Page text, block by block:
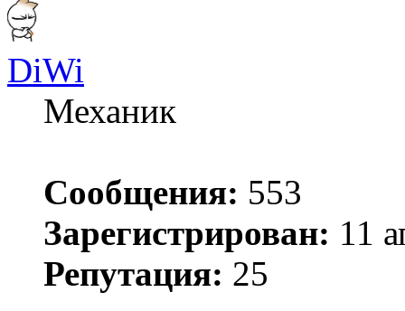
DiWi
Механик
Сообщения: 553
Зарегистрирован: 11
Репутация: 25